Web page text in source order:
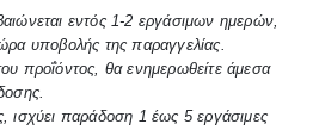
εντός 1-2 εργάσιμων ημερών,
υποβολής της παραγγελίας.
προΐόντος, θα ενημερωθείτε άμεσα
ισχύει παράδοση 1 έως 5 εργάσιμες